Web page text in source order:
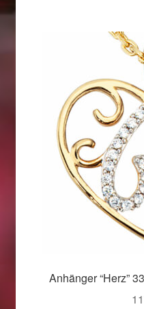
Weihnachtsangebote
Weihnachtsangebote
Widerrufsrecht
Woocommerce
Anhänger “Herz”